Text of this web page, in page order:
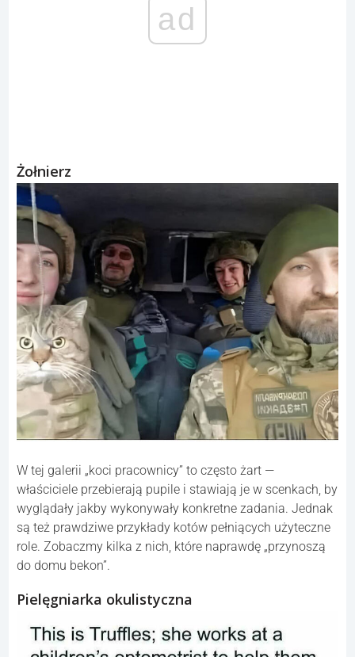
ad
Żołnierz
W tej galerii „koci pracownicy” to często żart —
właściciele przebierają pupile i stawiają je w scenkach, by
wyglądały jakby wykonywały konkretne zadania. Jednak
są też prawdziwe przykłady kotów pełniących użyteczne
role. Zobaczmy kilka z nich, które naprawdę „przynoszą
do domu bekon”.
Pielęgniarka okulistyczna